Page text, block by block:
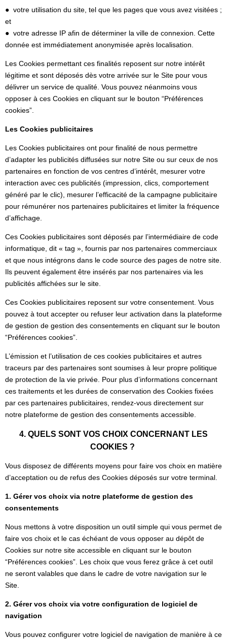
● votre utilisation du site, tel que les pages que vous avez visitées ;
et
● votre adresse IP afin de déterminer la ville de connexion. Cette
donnée est immédiatement anonymisée après localisation.
Les Cookies permettant ces finalités reposent sur notre intérêt
légitime et sont déposés dès votre arrivée sur le Site pour vous
délivrer un service de qualité. Vous pouvez néanmoins vous
opposer à ces Cookies en cliquant sur le bouton “Préférences
cookies”.
Les Cookies publicitaires
Les Cookies publicitaires ont pour finalité de nous permettre
d’adapter les publicités diffusées sur notre Site ou sur ceux de nos
partenaires en fonction de vos centres d’intérêt, mesurer votre
interaction avec ces publicités (impression, clics, comportement
généré par le clic), mesurer l’efficacité de la campagne publicitaire
pour rémunérer nos partenaires publicitaires et limiter la fréquence
d’affichage.
Ces Cookies publicitaires sont déposés par l’intermédiaire de code
informatique, dit « tag », fournis par nos partenaires commerciaux
et que nous intégrons dans le code source des pages de notre site.
Ils peuvent également être insérés par nos partenaires via les
publicités affichées sur le site.
Ces Cookies publicitaires reposent sur votre consentement. Vous
pouvez à tout accepter ou refuser leur activation dans la plateforme
de gestion de gestion des consentements en cliquant sur le bouton
“Préférences cookies”.
L’émission et l’utilisation de ces cookies publicitaires et autres
traceurs par des partenaires sont soumises à leur propre politique
de protection de la vie privée. Pour plus d’informations concernant
ces traitements et les durées de conservation des Cookies fixées
par ces partenaires publicitaires, rendez-vous directement sur
notre plateforme de gestion des consentements accessible.
4. QUELS SONT VOS CHOIX CONCERNANT LES
COOKIES ?
Vous disposez de différents moyens pour faire vos choix en matière
d’acceptation ou de refus des Cookies déposés sur votre terminal.
1. Gérer vos choix via notre plateforme de gestion des
consentements
Nous mettons à votre disposition un outil simple qui vous permet de
faire vos choix et le cas échéant de vous opposer au dépôt de
Cookies sur notre site accessible en cliquant sur le bouton
“Préférences cookies”. Les choix que vous ferez grâce à cet outil
ne seront valables que dans le cadre de votre navigation sur le
Site.
2. Gérer vos choix via votre configuration de logiciel de
navigation
Vous pouvez configurer votre logiciel de navigation de manière à ce